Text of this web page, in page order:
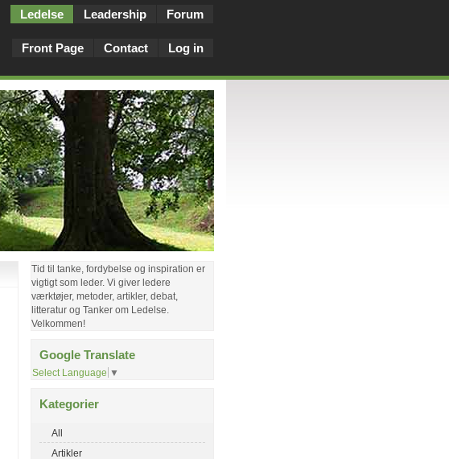
Ledelse Leadership Forum
Front Page Contact Log in
Tid til tanke, fordybelse og inspiration er
vigtigt som leder. Vi giver ledere
værktøjer, metoder, artikler, debat,
litteratur og Tanker om Ledelse.
Velkommen!
Google Translate
Select Language ▼
Kategorier
All
Artikler